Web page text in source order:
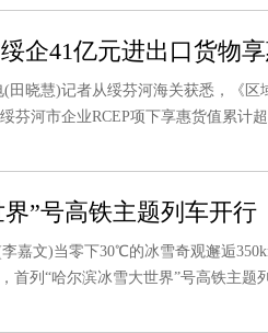
企41亿元进出口货物
慧)记者从绥芬河海关获悉，《区
芬河市企业RCEP项下享惠货值累计
”号高铁主题列车开行
文)当零下30℃的冰雪奇观邂逅
首列“哈尔滨冰雪大世界”号高铁主